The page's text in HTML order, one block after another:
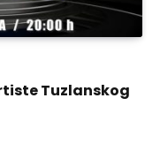
Tuzlanskog